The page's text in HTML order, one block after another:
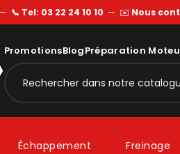
— 📞 Tel: 03 22 24 10 10 — ✉️ Nous
PromotionsBlogPréparation
Échappement Freinage